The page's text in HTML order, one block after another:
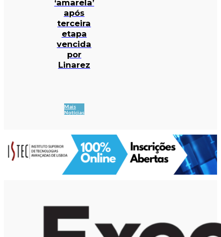
‘amarela’
após
terceira
etapa
vencida
por
Linarez
Mais
Notícias